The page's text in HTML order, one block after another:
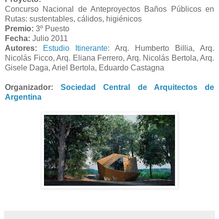
Concurso Nacional de Anteproyectos Baños Públicos en
Rutas: sustentables, cálidos, higiénicos
Premio: 3º Puesto
Fecha: Julio 2011
Autores:
Estudio Itinerante: Arq. Humberto Billia, Arq.
Nicolás Ficco, Arq. Eliana Ferrero, Arq. Nicolás Bertola, Arq.
Gisele Daga, Ariel Bertola, Eduardo Castagna
Organizador:
Sociedad Central de Arquitectos de
Argentina